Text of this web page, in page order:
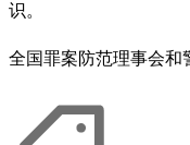
识。
全国罪案防范理事会和